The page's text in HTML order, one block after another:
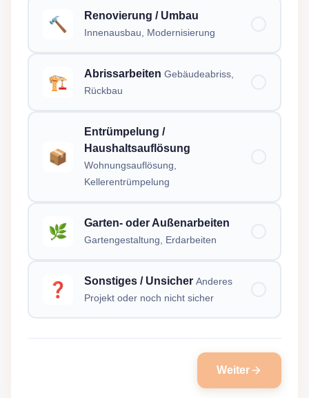
🔨 Renovierung / Umbau
Innenausbau, Modernisierung
🏗️ Abrissarbeiten Gebäudeabriss,
Rückbau
📦
Entrümpelung /
Haushaltsauflösung
Wohnungsauflösung,
Kellerentrümpelung
🌿 Garten- oder Außenarbeiten
Gartengestaltung, Erdarbeiten
❓ Sonstiges / Unsicher Anderes
Projekt oder noch nicht sicher
Weiter